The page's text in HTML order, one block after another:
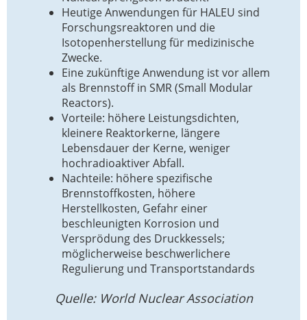
Heutige Anwendungen für HALEU sind
Forschungsreaktoren und die
Isotopenherstellung für medizinische
Zwecke.
Eine zukünftige Anwendung ist vor allem
als Brennstoff in SMR (Small Modular
Reactors).
Vorteile: höhere Leistungsdichten,
kleinere Reaktorkerne, längere
Lebensdauer der Kerne, weniger
hochradioaktiver Abfall.
Nachteile: höhere spezifische
Brennstoffkosten, höhere
Herstellkosten, Gefahr einer
beschleunigten Korrosion und
Versprödung des Druckkessels;
möglicherweise beschwerlichere
Regulierung und Transportstandards
Quelle: World Nuclear Association